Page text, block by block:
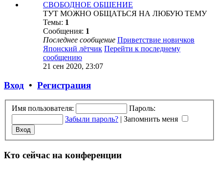
СВОБОДНОЕ ОБЩЕНИЕ
ТУТ МОЖНО ОБЩАТЬСЯ НА ЛЮБУЮ ТЕМУ
Темы: 1
Сообщения: 1
Последнее сообщение Приветствие новичков
Японский лётчик Перейти к последнему
сообщению
21 сен 2020, 23:07
Вход • Регистрация
Имя пользователя:
Пароль:
Забыли пароль? | Запомнить меня
Кто сейчас на конференции